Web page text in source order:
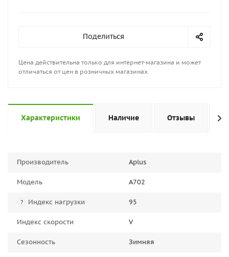
Поделиться
Цена действительна только для интернет-магазина и может
отличаться от цен в розничных магазинах
Характеристики Наличие Отзывы
Производитель Aplus
Модель A702
? Индекс нагрузки 95
Индекс скорости V
Сезонность Зимняя